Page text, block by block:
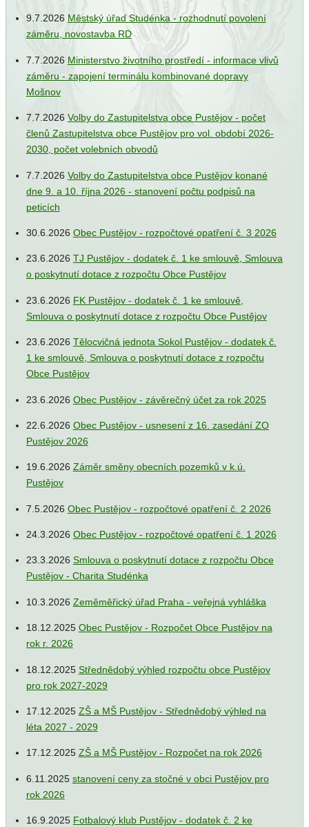
9.7.2026 Městský úřad Studénka - rozhodnutí povolení
záměru, novostavba RD
7.7.2026 Ministerstvo životního prostředí - informace vlivů
záměru - zapojení terminálu kombinované dopravy
Mošnov
7.7.2026 Volby do Zastupitelstva obce Pustějov - počet
členů Zastupitelstva obce Pustějov pro vol. období 2026-
2030, počet volebních obvodů
7.7.2026 Volby do Zastupitelstva obce Pustějov konané
dne 9. a 10. října 2026 - stanovení počtu podpisů na
peticích
30.6.2026 Obec Pustějov - rozpočtové opatření č. 3 2026
23.6.2026 TJ Pustějov - dodatek č. 1 ke smlouvě, Smlouva
o poskytnutí dotace z rozpočtu Obce Pustějov
23.6.2026 FK Pustějov - dodatek č. 1 ke smlouvě,
Smlouva o poskytnutí dotace z rozpočtu Obce Pustějov
23.6.2026 Tělocvičná jednota Sokol Pustějov - dodatek č.
1 ke smlouvě, Smlouva o poskytnutí dotace z rozpočtu
Obce Pustějov
23.6.2026 Obec Pustějov - závěrečný účet za rok 2025
22.6.2026 Obec Pustějov - usnesení z 16. zasedání ZO
Pustějov 2026
19.6.2026 Záměr směny obecních pozemků v k.ú.
Pustějov
7.5.2026 Obec Pustějov - rozpočtové opatření č. 2 2026
24.3.2026 Obec Pustějov - rozpočtové opatření č. 1 2026
23.3.2026 Smlouva o poskytnutí dotace z rozpočtu Obce
Pustějov - Charita Studénka
10.3.2026 Zeměměřický úřad Praha - veřejná vyhláška
18.12.2025 Obec Pustějov - Rozpočet Obce Pustějov na
rok r. 2026
18.12.2025 Střednědobý výhled rozpočtu obce Pustějov
pro rok 2027-2029
17.12.2025 ZŠ a MŠ Pustějov - Střednědobý výhled na
léta 2027 - 2029
17.12.2025 ZŠ a MŠ Pustějov - Rozpočet na rok 2026
6.11.2025 stanovení ceny za stočné v obci Pustějov pro
rok 2026
16.9.2025 Fotbalový klub Pustějov - dodatek č. 2 ke